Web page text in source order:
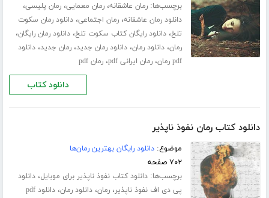
برچسب‌ها:رمان عاشقانه،رمان معمایی،رمان پلیسی،
دانلود رمان عاشقانه،رمان اجتماعی،دانلود رمان سکوت
تلخ،دانلود رایگان کتاب سکوت تلخ،دانلود رمان رایگان،
رمان،دانلود رمان،دانلود رمان جدید،رمان جدید،دانلود
pdf رمان
،رمان ایرانی pdf ،رمان pdf
دانلود کتاب
دانلود کتاب رمان نفوذ ناپذیر
موضوع:دانلود رایگان بهترین رمان‌ها
۷۰۲ صفحه
برچسب‌ها:دانلود کتاب نفوذ ناپذیر برای موبایل،دانلود
پی دی اف نفوذ ناپذیر،رمان،دانلود رمان،
دانلود pdf